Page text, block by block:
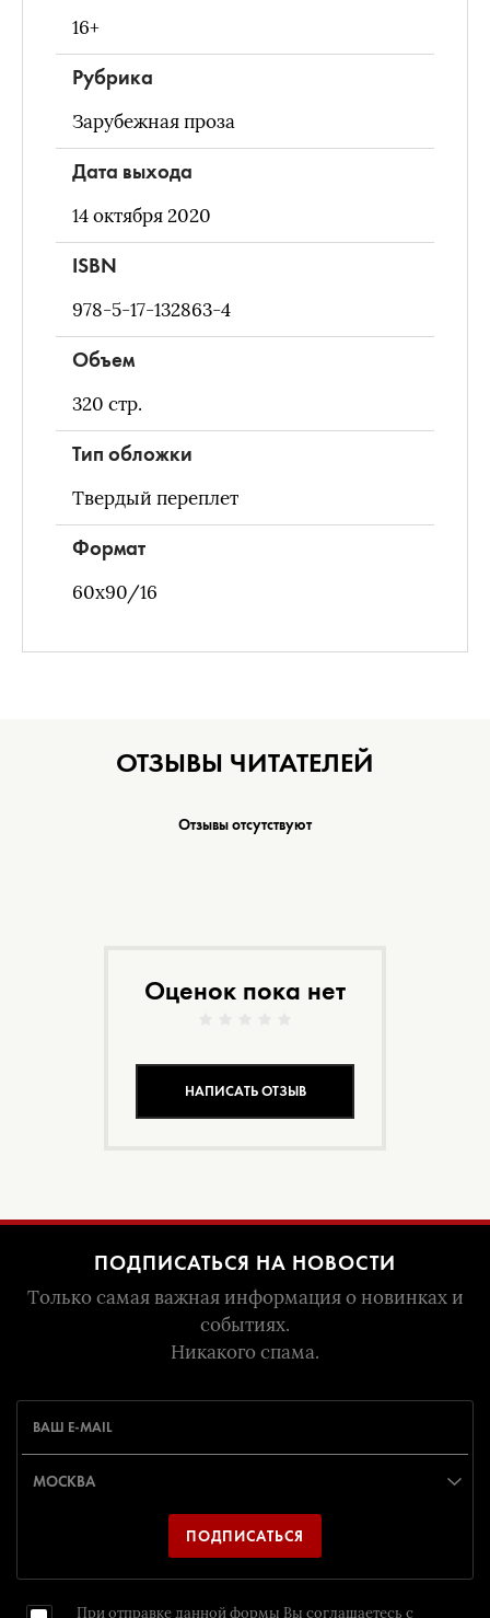
16+
Рубрика
Зарубежная проза
Дата выхода
14 октября 2020
ISBN
978-5-17-132863-4
Объем
320 стр.
Тип обложки
Твердый переплет
Формат
60х90/16
ОТЗЫВЫ ЧИТАТЕЛЕЙ
Отзывы отсутствуют
Оценок пока нет
НАПИСАТЬ ОТЗЫВ
ПОДПИСАТЬСЯ НА НОВОСТИ
Только самая важная информация о новинках и
событиях.
Никакого спама.
ПОДПИСАТЬСЯ
При отправке данной формы Вы соглашаетесь с